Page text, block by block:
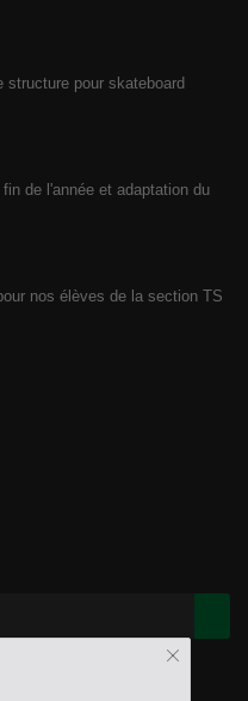
structure pour skateboard
de l'année et adaptation du
nos élèves de la section TS